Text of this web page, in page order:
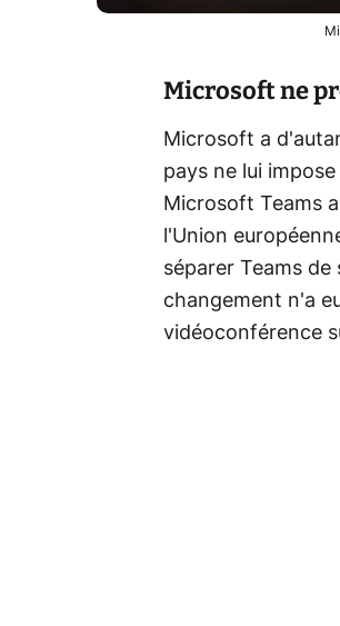
Microsoft ne
Microsoft a
pays ne lui
Microsoft Teams
l'Union
séparer Teams
changement n'a
vidéoconférence